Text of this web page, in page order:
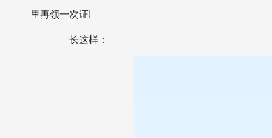
里再领一次证!
长这样：